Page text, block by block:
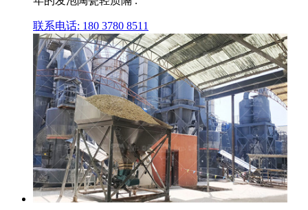
联系电话: 180 3780 8511